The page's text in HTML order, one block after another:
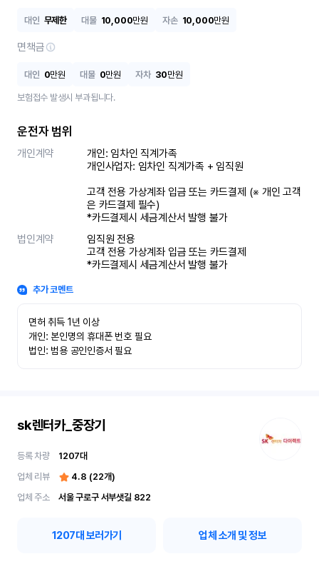
대인 무제한 대물 10,000만원 자손 10,000만원
면책금
대인 0만원 대물 0만원 자차 30만원
보험접수 발생시 부과됩니다.
운전자 범위
개인계약
개인: 임차인 직계가족
개인사업자: 임차인 직계가족 + 임직원
고객 전용 가상계좌 입금 또는 카드결제 (※ 개인 고객
은 카드결제 필수)
*카드결제시 세금계산서 발행 불가
법인계약
임직원 전용
고객 전용 가상계좌 입금 또는 카드결제
*카드결제시 세금계산서 발행 불가
추가 코멘트
면허 취득 1년 이상
개인: 본인명의 휴대폰 번호 필요
법인: 범용 공인인증서 필요
sk렌터카_중장기
등록 차량 1207대
업체 리뷰
4.8 (22개)
업체 주소
서울 구로구 서부샛길 822
1207대 보러가기 업체 소개 및 정보